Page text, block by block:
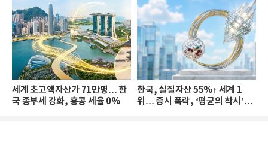
세계 초고액자산가 71만명… 한
국 종부세 강화, 홍콩 세율 0%
한국, 실질자산 55%↑ 세계 1
위… 증시 폭락, ‘평균의 착시’와